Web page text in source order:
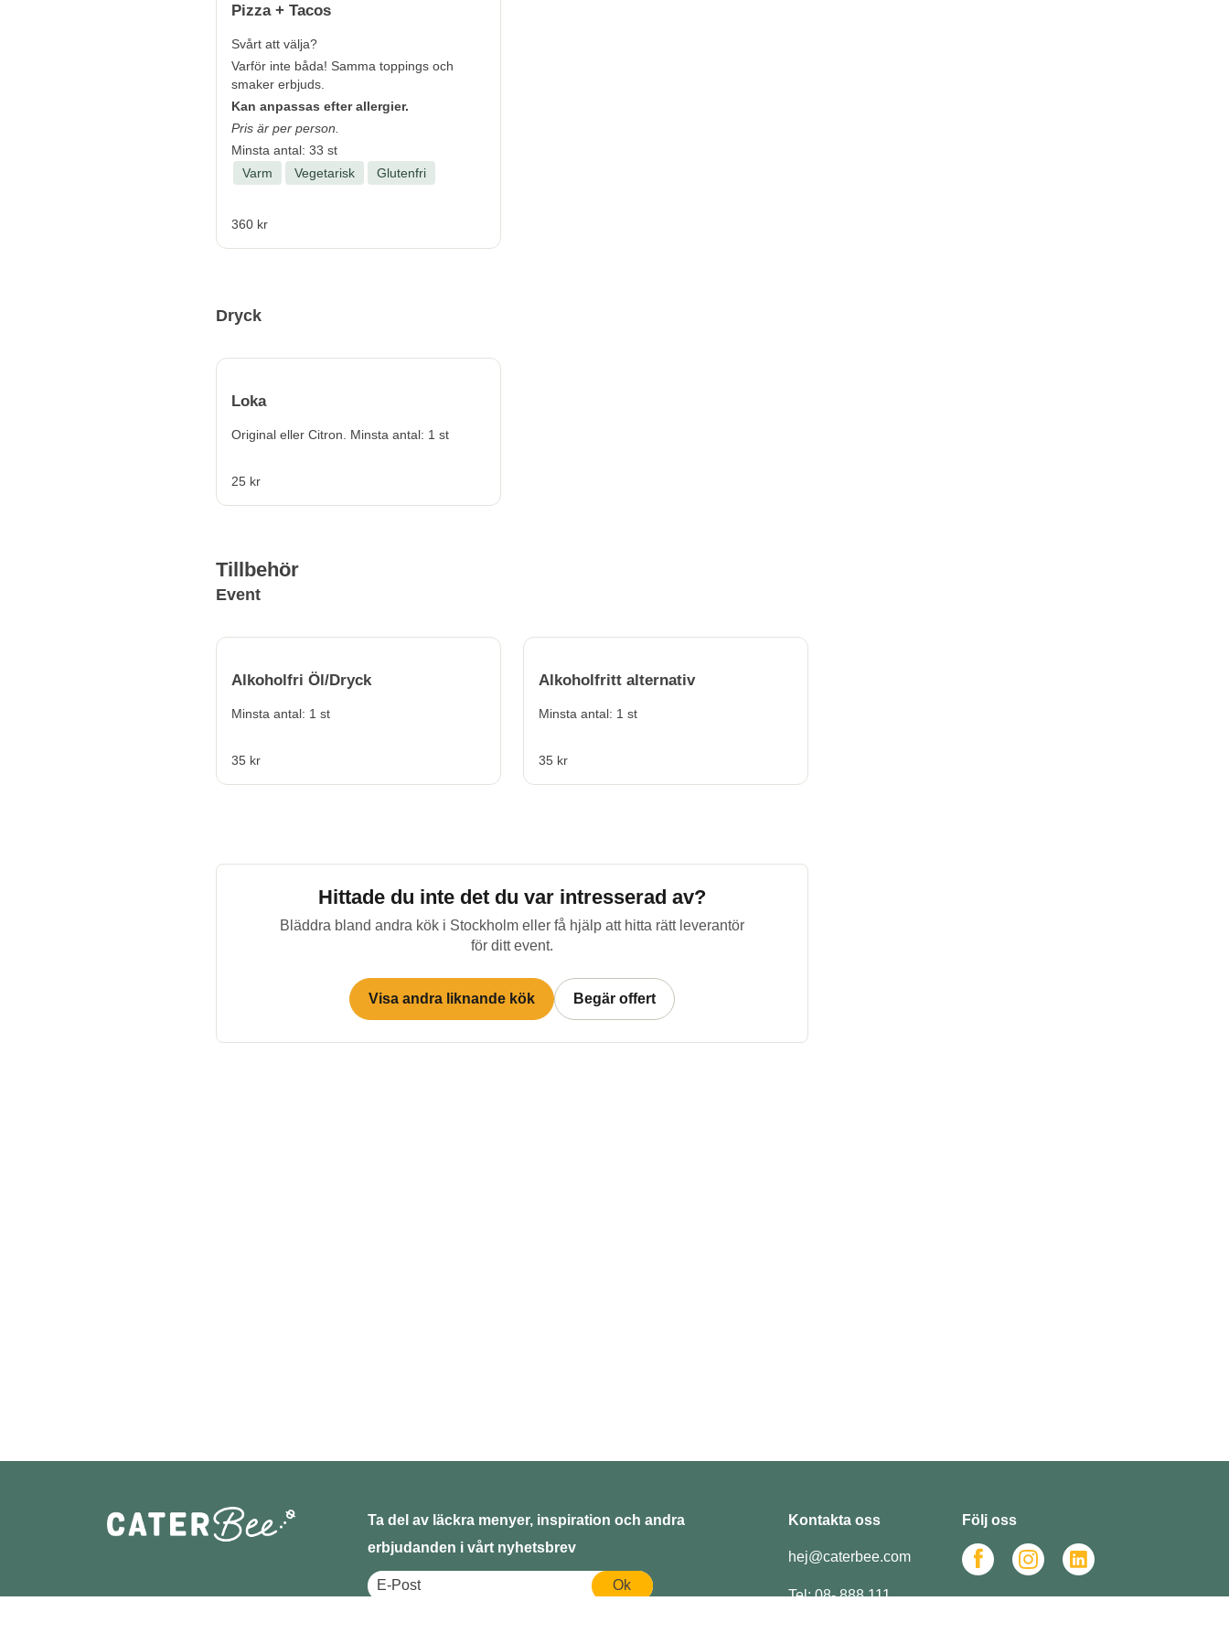
Pizza + Tacos
Svårt att välja?
Varför inte båda! Samma toppings och
smaker erbjuds.
Kan anpassas efter allergier.
Pris är per person.
Minsta antal: 33 st
Varm
Vegetarisk Glutenfri
360 kr
Dryck
Loka
Original eller Citron. Minsta antal: 1 st
25 kr
Tillbehör
Event
Alkoholfri Öl/Dryck
Minsta antal: 1 st
35 kr
Alkoholfritt alternativ
Minsta antal: 1 st
35 kr
Hittade du inte det du var intresserad av?
Bläddra bland andra kök i Stockholm eller få hjälp att hitta rätt leverantör
för ditt event.
Visa andra liknande kök Begär offert
Ta del av läckra menyer, inspiration och andra
erbjudanden i vårt nyhetsbrev
Ok
Kontakta oss
hej@caterbee.com
Tel: 08- 888 111
Följ oss